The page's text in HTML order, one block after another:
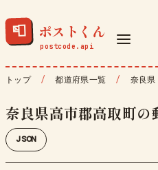
📮 ポストくん
トップ 都道府県一覧 奈良県
奈良県高市郡高取町の
JSON